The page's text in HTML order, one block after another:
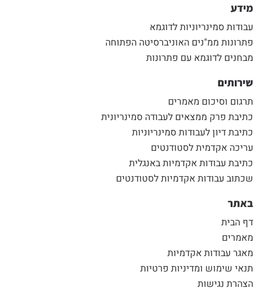
מידע
עבודות סמינריוניות לדוגמא
פתרונות ממ"נים האוניברסיטה הפתוחה
מבחנים לדוגמא עם פתרונות
שירותים
תרגום וסיכום מאמרים
כתיבת פרק ממצאים לעבודה סמינריונית
כתיבת דיון לעבודות סמינריוניות
עריכה אקדמית לסטודנטים
כתיבת עבודות אקדמיות באנגלית
שכתוב עבודות אקדמיות לסטודנטים
באתר
דף הבית
מאמרים
מאגר עבודות אקדמיות
תנאי שימוש ומדיניות פרטיות
הצהרת נגישות